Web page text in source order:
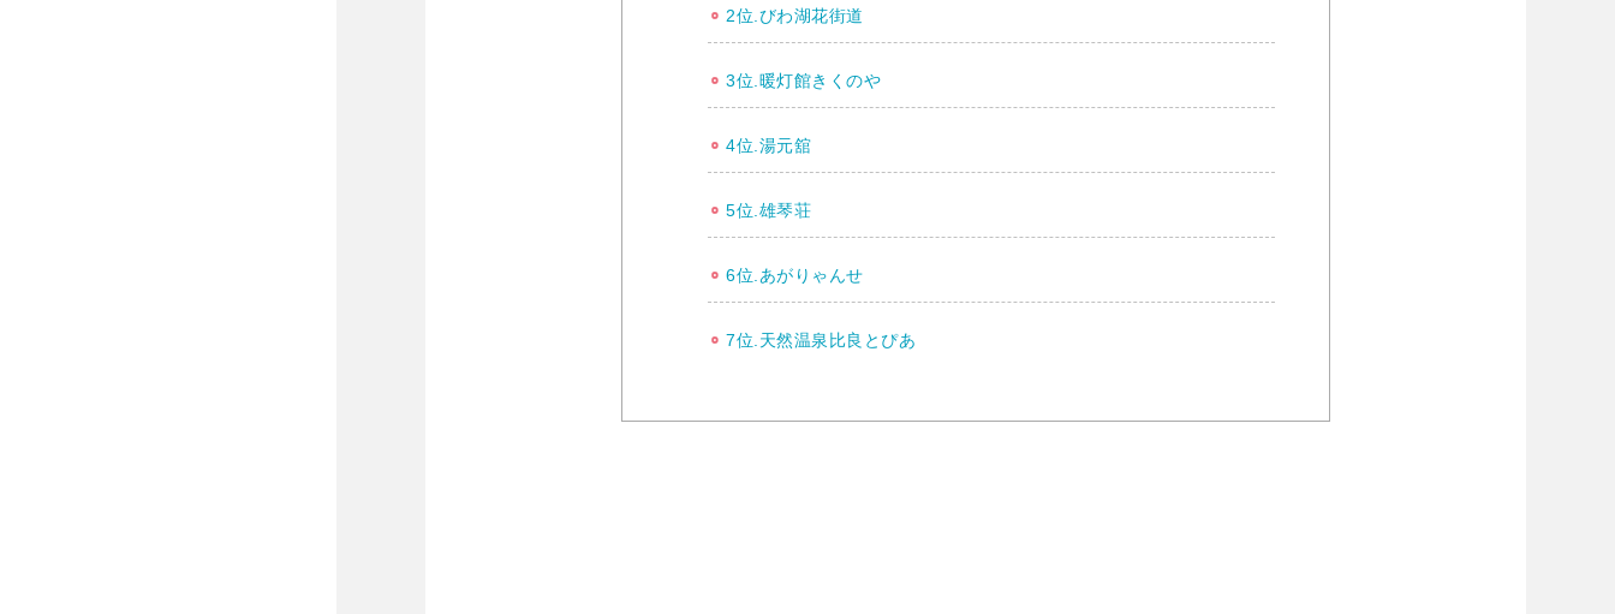
2位.びわ湖花街道
3位.暖灯館きくのや
4位.湯元舘
5位.雄琴荘
6位.あがりゃんせ
7位.天然温泉比良とぴあ